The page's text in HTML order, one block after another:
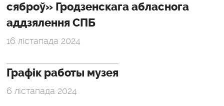
сяброў» Гродзенскага абласнога
аддзялення СПБ
16 лістапада 2024
Графік работы музея
6 лістапада 2024